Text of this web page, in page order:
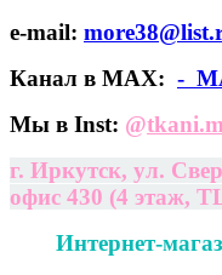
e-mail:
Канал в МАХ: -
Мы в Inst: @
г. Иркутск, ул.
офис 430 (4 этаж,
Интернет-